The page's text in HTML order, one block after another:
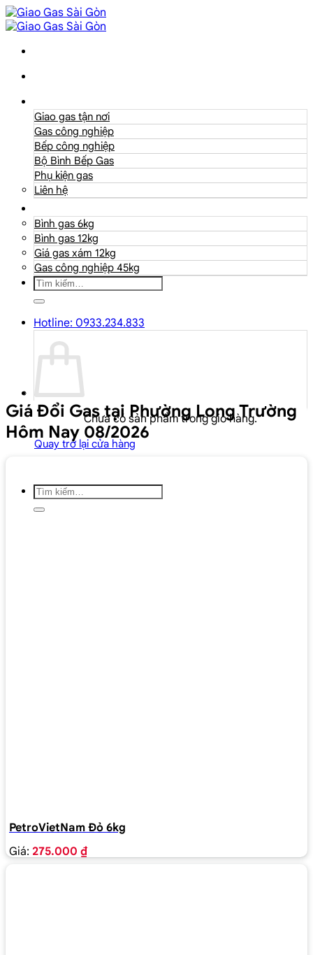
Giao gas tận nơi
Gas công nghiệp
Bếp công nghiệp
Bộ Bình Bếp Gas
Phụ kiện gas
Liên hệ
Bình gas 6kg
Bình gas 12kg
Giá gas xám 12kg
Gas công nghiệp 45kg
Tìm
kiếm:
Hotline: 0933.234.833
Chưa có sản phẩm trong giỏ hàng.
Quay trở lại cửa hàng
Tìm
kiếm:
Giá Đổi Gas tại Phường Long Trường
Hôm Nay 08/2026
PetroVietNam Đỏ 6kg
Giá: 275.000 ₫